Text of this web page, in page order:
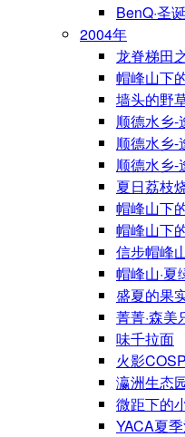
BenQ·圣
2004年
龙脊梯田
帽峰山下
墙头的野
顺德水乡-
顺德水乡-
顺德水乡-
夏日荔枝
帽峰山下
帽峰山下
信步帽峰
帽峰山·夏
盛夏的果
菁菁·森美
味千拉面
火影
瀛洲生态
微距下的
YACA夏